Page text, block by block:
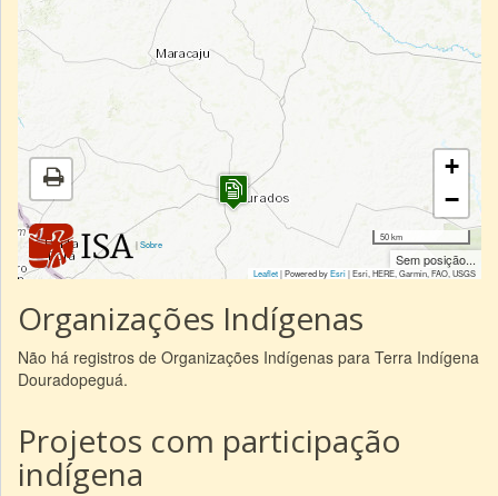
|Sobre
+
−
50 km
Sem posição...
Leaflet| Powered byEsri|Esri, HERE, Garmin, FAO, USGS
Organizações Indígenas
Não há registros de Organizações Indígenas para Terra Indígena
Douradopeguá.
Projetos com participação
indígena